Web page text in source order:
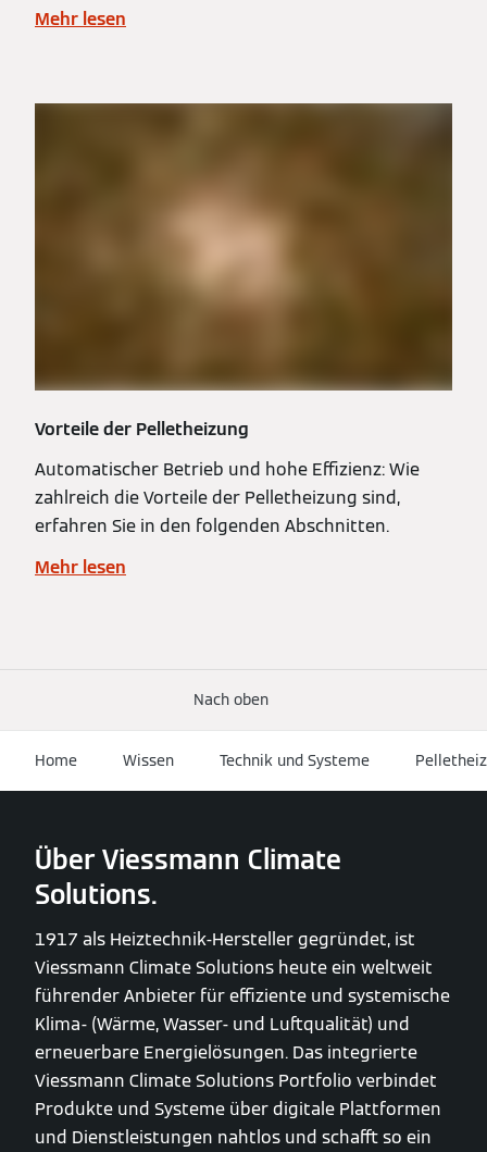
Mehr lesen
Vorteile der Pelletheizung
Automatischer Betrieb und hohe Effizienz: Wie
zahlreich die Vorteile der Pelletheizung sind,
erfahren Sie in den folgenden Abschnitten.
Mehr lesen
Nach oben
Home Wissen Technik und Systeme
Über Viessmann Climate
Solutions.
1917 als Heiztechnik-Hersteller gegründet, ist
Viessmann Climate Solutions heute ein weltweit
führender Anbieter für effiziente und systemische
Klima- (Wärme, Wasser- und Luftqualität) und
erneuerbare Energielösungen. Das integrierte
Viessmann Climate Solutions Portfolio verbindet
Produkte und Systeme über digitale Plattformen
und Dienstleistungen nahtlos und schafft so ein